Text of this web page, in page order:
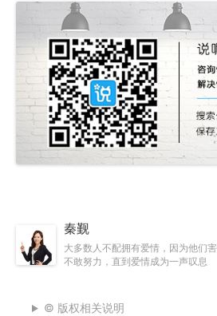
秦觐
大多数人不配拥有爱情，因为他们
不敢努力，直到爱情成为一声叹息
© 版权相关说明